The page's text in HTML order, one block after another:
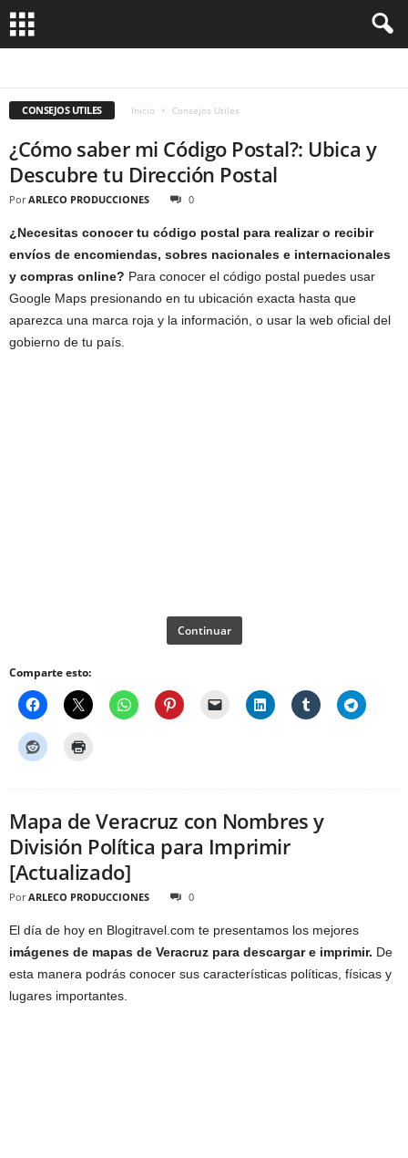
CONSEJOS UTILES Inicio Consejos Utiles
¿Cómo saber mi Código Postal?: Ubica y
Descubre tu Dirección Postal
Por ARLECO PRODUCCIONES 0
¿Necesitas conocer tu código postal para realizar o recibir
envíos de encomiendas, sobres nacionales e internacionales
y compras online? Para conocer el código postal puedes usar
Google Maps presionando en tu ubicación exacta hasta que
aparezca una marca roja y la información, o usar la web oficial del
gobierno de tu país.
Continuar
Comparte esto:
Mapa de Veracruz con Nombres y
División Política para Imprimir
[Actualizado]
Por ARLECO PRODUCCIONES 0
El día de hoy en Blogitravel.com te presentamos los mejores
imágenes de mapas de Veracruz para descargar e imprimir. De
esta manera podrás conocer sus características políticas, físicas y
lugares importantes.